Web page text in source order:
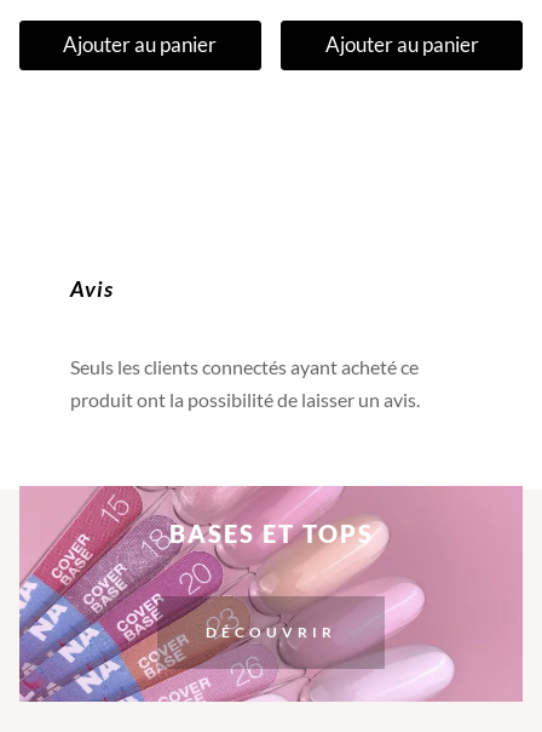
Ajouter au panier Ajouter au panier
Avis
Seuls les clients connectés ayant acheté ce
produit ont la possibilité de laisser un avis.
BASES ET TOPS
DÉCOUVRIR